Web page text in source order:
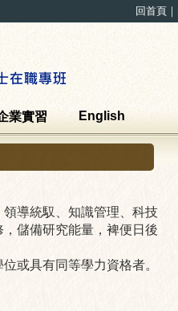
回首頁 ｜
業實習 English
導統馭、知識管理、科技
儲備研究能量，裨便日後
或具有同等學力資格者。